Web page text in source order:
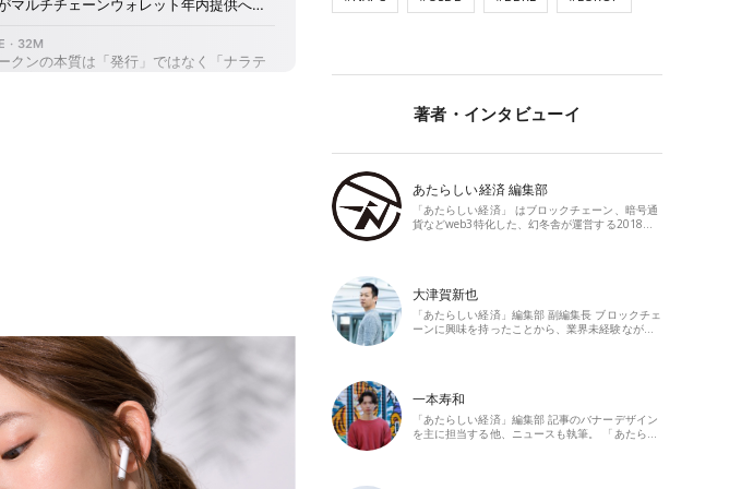
著者・インタビューイ
あたらしい経済 編集部
「あたらしい経済」 はブロックチェーン、暗号通
貨などweb3特化した、幻冬舎が運営する2018…
大津賀新也
「あたらしい経済」編集部 副編集長 ブロックチェ
ーンに興味を持ったことから、業界未経験なが…
一本寿和
「あたらしい経済」編集部 記事のバナーデザイン
を主に担当する他、ニュースも執筆。 「あたら…